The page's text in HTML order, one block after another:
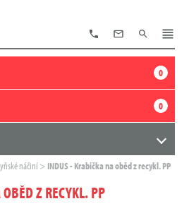
TELEFON
E-
MAIL
VYHLEDÁVÁNÍ
MENU
0
0
náčiní INDUS - Krabička na oběd z recykl. PP
Z RECYKL. PP